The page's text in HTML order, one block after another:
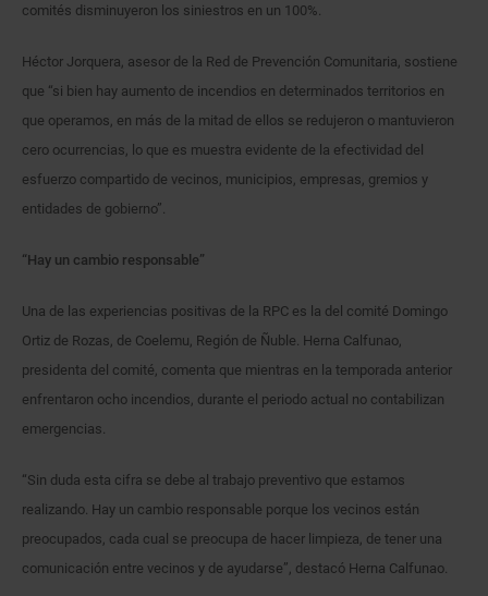
comités disminuyeron los siniestros en un 100%.
Héctor Jorquera, asesor de la Red de Prevención Comunitaria, sostiene
que “si bien hay aumento de incendios en determinados territorios en
que operamos, en más de la mitad de ellos se redujeron o mantuvieron
cero ocurrencias, lo que es muestra evidente de la efectividad del
esfuerzo compartido de vecinos, municipios, empresas, gremios y
entidades de gobierno”.
“Hay un cambio responsable”
Una de las experiencias positivas de la RPC es la del comité Domingo
Ortiz de Rozas, de Coelemu, Región de Ñuble. Herna Calfunao,
presidenta del comité, comenta que mientras en la temporada anterior
enfrentaron ocho incendios, durante el periodo actual no contabilizan
emergencias.
“Sin duda esta cifra se debe al trabajo preventivo que estamos
realizando. Hay un cambio responsable porque los vecinos están
preocupados, cada cual se preocupa de hacer limpieza, de tener una
comunicación entre vecinos y de ayudarse”, destacó Herna Calfunao.